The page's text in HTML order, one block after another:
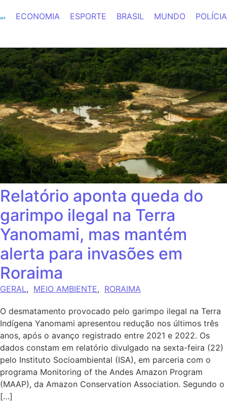
ECONOMIA ESPORTE BRASIL MUNDO POLÍCIA
Relatório aponta queda do
garimpo ilegal na Terra
Yanomami, mas mantém
alerta para invasões em
Roraima
GERAL, MEIO AMBIENTE, RORAIMA
O desmatamento provocado pelo garimpo ilegal na Terra
Indígena Yanomami apresentou redução nos últimos três
anos, após o avanço registrado entre 2021 e 2022. Os
dados constam em relatório divulgado na sexta-feira (22)
pelo Instituto Socioambiental (ISA), em parceria com o
programa Monitoring of the Andes Amazon Program
(MAAP), da Amazon Conservation Association. Segundo o
[…]